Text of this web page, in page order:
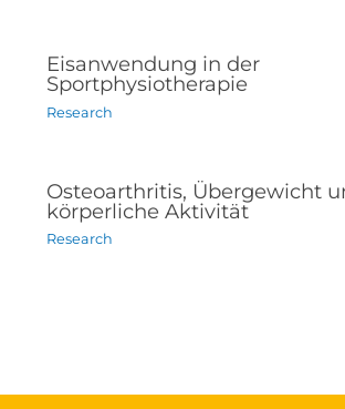
Eisanwendung in der
Sportphysiotherapie
Research
Osteoarthritis, Übergewicht
körperliche Aktivität
Research